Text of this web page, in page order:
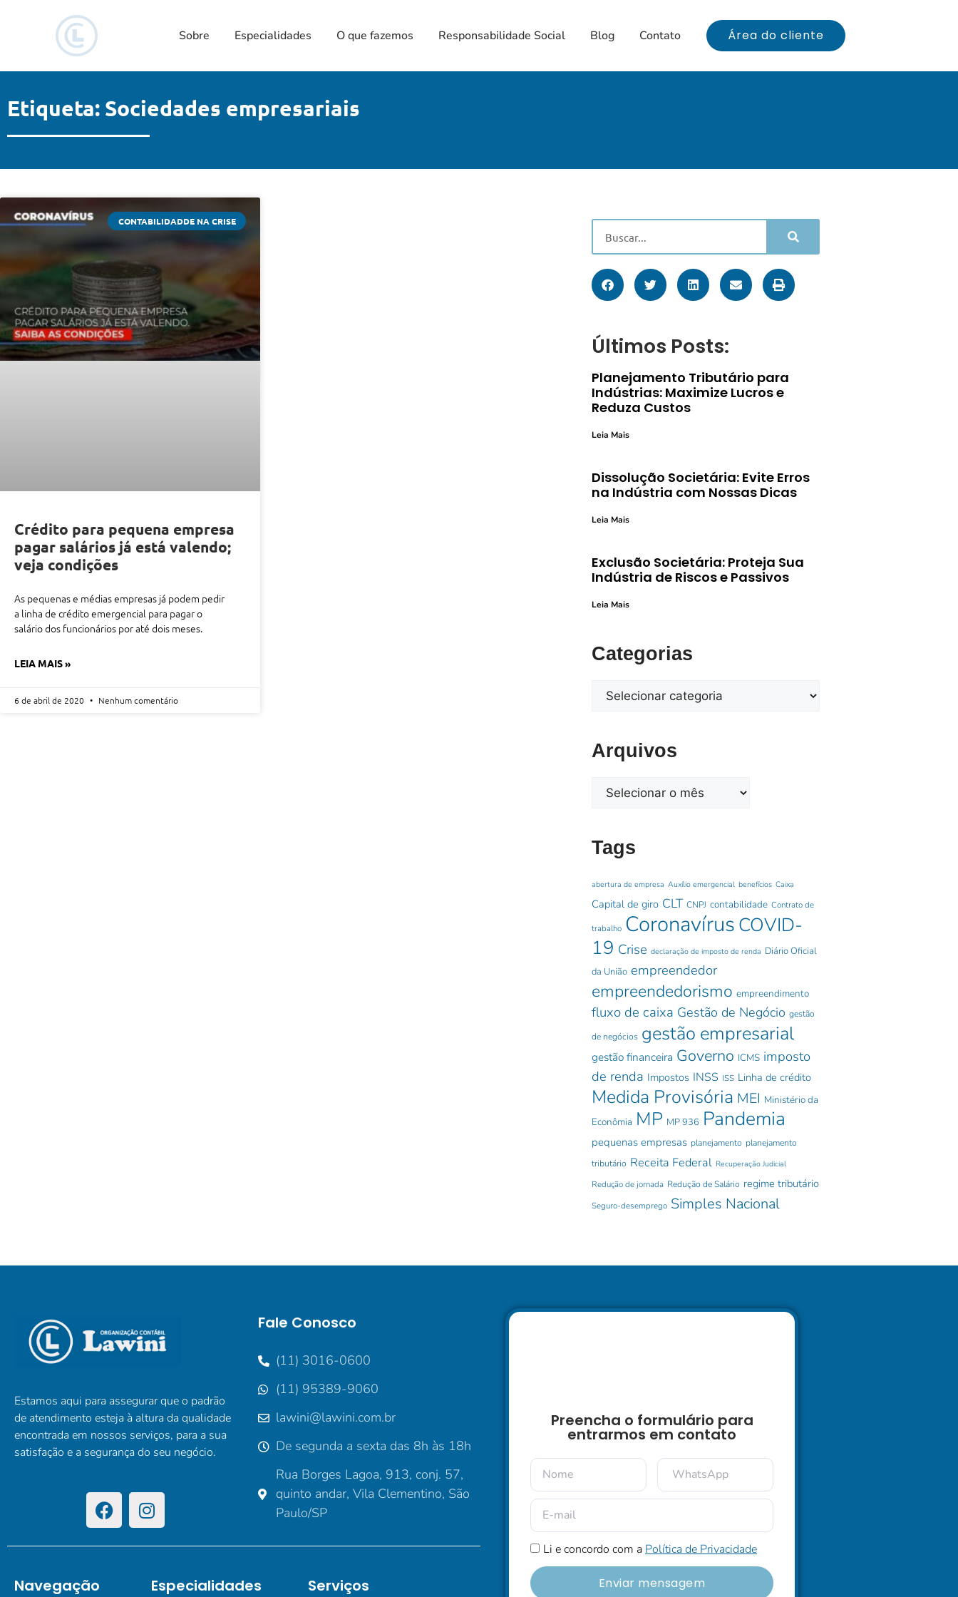
Sobre Especialidades O que fazemos Responsabilidade Social Blog Contato Área do cliente
Etiqueta: Sociedades empresariais
CONTABILIDADDE NA CRISE
Crédito para pequena empresa
pagar salários já está valendo;
veja condições
As pequenas e médias empresas já podem pedir
a linha de crédito emergencial para pagar o
salário dos funcionários por até dois meses.
LEIA MAIS »
6 de abril de 2020 Nenhum comentário
Últimos Posts:
Planejamento Tributário para
Indústrias: Maximize Lucros e
Reduza Custos
Leia Mais
Dissolução Societária: Evite Erros
na Indústria com Nossas Dicas
Leia Mais
Exclusão Societária: Proteja Sua
Indústria de Riscos e Passivos
Leia Mais
Categorias
Arquivos
Tags
abertura de empresa Auxílio emergencial benefícios Caixa
Capital de giro CLT CNPJ contabilidade Contrato de
trabalho Coronavírus COVID-
19 Crise declaração de imposto de renda Diário Oficial
da União empreendedor
empreendedorismo empreendimento
fluxo de caixa Gestão de Negócio gestão
de negócios gestão empresarial
gestão financeira Governo ICMS imposto
de renda Impostos INSS ISS Linha de crédito
Medida Provisória MEI Ministério da
Econômia MP MP 936 Pandemia
pequenas empresas planejamento planejamento
tributário Receita Federal Recuperação Judicial
Redução de jornada Redução de Salário regime tributário
Seguro-desemprego Simples Nacional
Estamos aqui para assegurar que o padrão
de atendimento esteja à altura da qualidade
encontrada em nossos serviços, para a sua
satisfação e a segurança do seu negócio.
Fale Conosco
(11) 3016-0600
(11) 95389-9060
lawini@lawini.com.br
De segunda a sexta das 8h às 18h
Rua Borges Lagoa, 913, conj. 57,
quinto andar, Vila Clementino, São
Paulo/SP
Navegação Especialidades Serviços
Preencha o formulário para
entrarmos em contato
Li e concordo com a Política de Privacidade
Enviar mensagem